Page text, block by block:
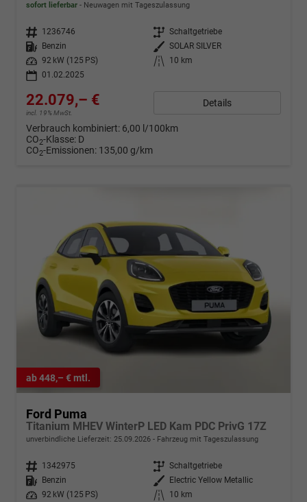
sofort lieferbar Neuwagen mit Tageszulassung
Fahrzeugnr. 1236746 Getriebe Schaltgetriebe
Kraftstoff
Benzin Außenfarbe SOLAR SILVER
Leistung
92 kW (125 PS) Kilometerstand
10 km
01.02.2025
22.079,– €
incl. 19% MwSt.
Details
Verbrauch kombiniert: 6,00 l/100km
CO2-Klasse: D
CO2-Emissionen: 135,00 g/km
ab 448,– € mtl.
Ford Puma
Titanium MHEV WinterP LED Kam PDC PrivG 17Z
unverbindliche Lieferzeit: 25.09.2026 Fahrzeug mit Tageszulassung
Fahrzeugnr. 1342975 Getriebe Schaltgetriebe
Kraftstoff
Benzin Außenfarbe
Electric Yellow Metallic
Leistung
92 kW (125 PS) Kilometerstand
10 km